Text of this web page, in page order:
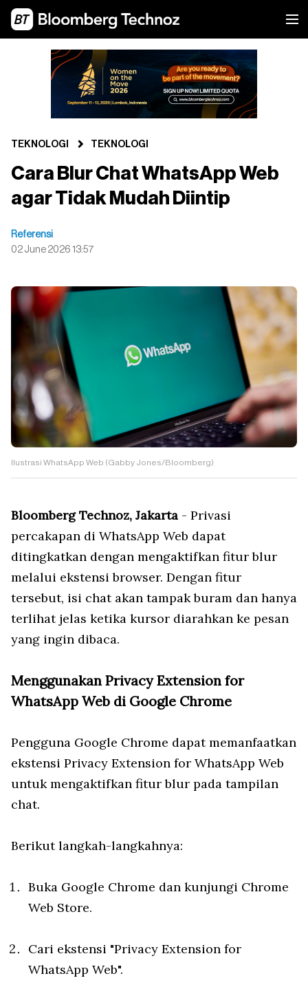
TEKNOLOGI TEKNOLOGI
Cara Blur Chat WhatsApp Web
agar Tidak Mudah Diintip
Referensi
02 June 2026 13:57
Ilustrasi WhatsApp Web (Gabby Jones/Bloomberg)
Bloomberg Technoz, Jakarta - Privasi
percakapan di WhatsApp Web dapat
ditingkatkan dengan mengaktifkan fitur blur
melalui ekstensi browser. Dengan fitur
tersebut, isi chat akan tampak buram dan hanya
terlihat jelas ketika kursor diarahkan ke pesan
yang ingin dibaca.
Menggunakan Privacy Extension for
WhatsApp Web di Google Chrome
Pengguna Google Chrome dapat memanfaatkan
ekstensi Privacy Extension for WhatsApp Web
untuk mengaktifkan fitur blur pada tampilan
chat.
Berikut langkah-langkahnya:
Buka Google Chrome dan kunjungi Chrome
Web Store.
Cari ekstensi "Privacy Extension for
WhatsApp Web".